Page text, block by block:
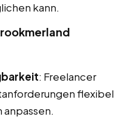
kann.
: Freelancer
flexibel